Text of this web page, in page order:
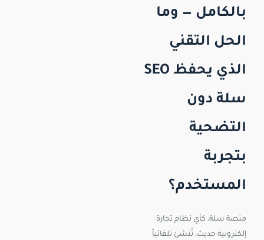
بالكامل — وما
الحل التقني
الذي يحفظ SEO
سلة دون
التضحية
بتجربة
المستخدم؟
منصة سلة، كأي نظام تجارة
إلكترونية حديث، تُنشئ تلقائياً